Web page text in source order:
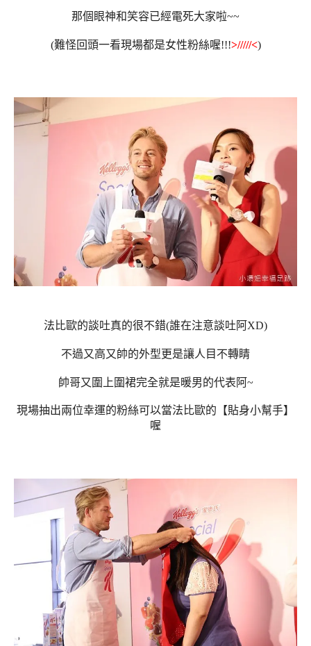
那個眼神和笑容已經電死大家啦~~
(難怪回頭一看現場都是女性粉絲喔!!!>/////<)
法比歐的談吐真的很不錯(誰在注意談吐阿XD)
不過又高又帥的外型更是讓人目不轉睛
帥哥又圍上圍裙完全就是暖男的代表阿~
現場抽出兩位幸運的粉絲可以當法比歐的【貼身小幫手】
喔